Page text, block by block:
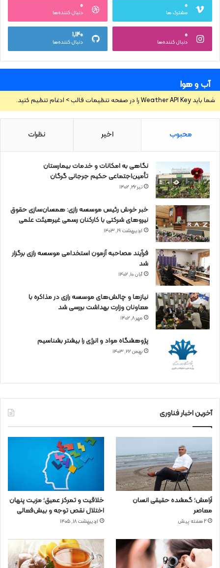
۰
مشترک ها
۰
دنبال کننده‌ها
۰
دنبال کننده‌ها
۱,۱۴۰
دنبال کننده‌ها
آب و هوا
شما باید Weather API Key را در صفحه تنظیمات قالب > ادغام تنظیم کنید.
محبوب اخیر نظرات
نگاهی به امکانات و خدمات بیمارستان
تأمین‌اجتماعی حکیم جرجانی گرگان
تیر ۲۶, ۱۴۰۲
خبر خوش رئیس موسسه رازی: همسان‌سازی حقوق
نیروهای شرکتی با کارکنان رسمی غیرهیئت علمی
اردیبهشت ۱۹, ۱۴۰۳
فرآیند مصاحبه آزمون استخدامی موسسه رازی برگزار
شد
آبان ۱۰, ۱۴۰۲
نیازها و چالش‌های موسسه رازی در مذاکره با
معاونان وزارت بهداشت بررسی شد
مهر ۸, ۱۴۰۲
پژوهشگاه مواد و انرژی را بیشتر بشناسیم
بهمن ۲۲, ۱۴۰۳
آخرین اخبار فناوری
آرامش؛ گمشده حقیقی انسان
معاصر
2 هفته پیش
خلاقیت و تمرکز عمیق؛ مزیت پنهان
اختلال نقص توجه و بیش‌فعالی
اردیبهشت ۱۸, ۱۴۰۵